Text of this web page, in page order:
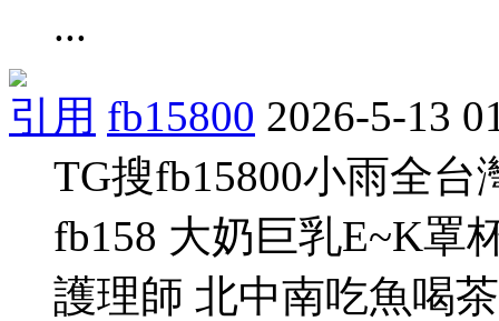
...
引用 fb15800 2026-5-13
TG搜fb15800小雨全台
fb158 大奶巨乳E~K罩
護理師 北中南吃魚喝